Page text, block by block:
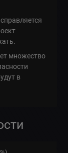
множество
в